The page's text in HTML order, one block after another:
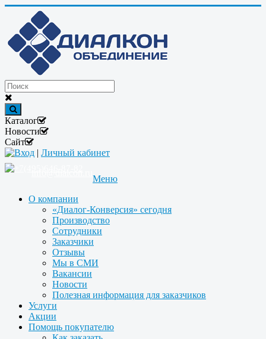
Каталог
Новости
Сайт
Вход | Личный кабинет
Меню
О компании
«Диалог-Конверсия» сегодня
Производство
Сотрудники
Заказчики
Отзывы
Мы в СМИ
Вакансии
Новости
Полезная информация для заказчиков
Услуги
Акции
Помощь покупателю